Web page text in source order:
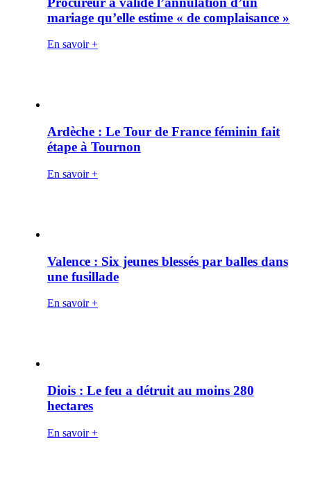
mariage qu’elle estime « de complaisance »
En savoir +
Ardèche : Le Tour de France féminin fait
étape à Tournon
En savoir +
Valence : Six jeunes blessés par balles dans
une fusillade
En savoir +
Diois : Le feu a détruit au moins 280
hectares
En savoir +